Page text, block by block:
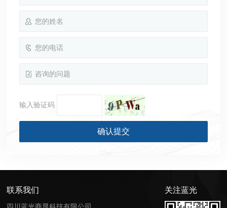
输入验证码
联系我们
四川蓝光商显科技有限公司
关注蓝光